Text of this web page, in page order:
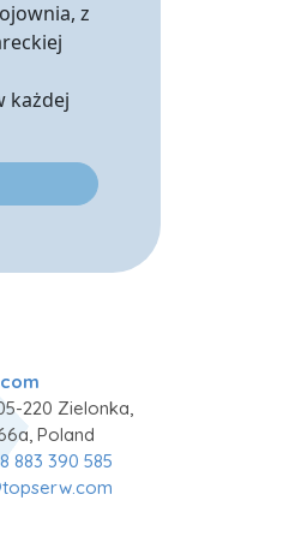
z
każdej
220 Zielonka,
Poland
883 390 585